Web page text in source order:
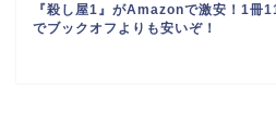
『殺し屋1』がAmazonで激安！1冊
でブックオフよりも安いぞ！